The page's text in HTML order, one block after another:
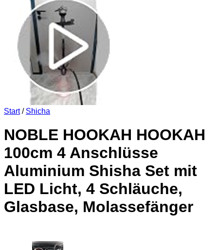
Start / Shicha
NOBLE HOOKAH HOOKAH
100cm 4 Anschlüsse
Aluminium Shisha Set mit
LED Licht, 4 Schläuche,
Glasbase, Molassefänger